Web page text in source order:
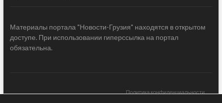
Материалы портала "Новости-Грузия" находятся в открытом
доступе. При использовании гиперссылка на портал
обязательна.
Политика конфиденциальности